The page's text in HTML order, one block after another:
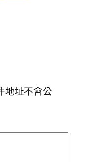
地址不會公